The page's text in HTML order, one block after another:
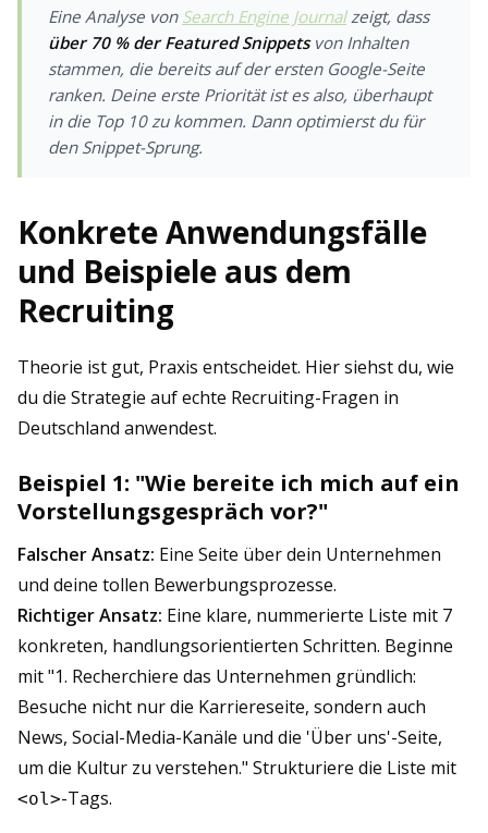
Eine Analyse von Search Engine Journalzeigt, dass
über 70 % der Featured Snippetsvon Inhalten
stammen, die bereits auf der ersten Google-Seite
ranken. Deine erste Priorität ist es also, überhaupt
in die Top 10 zu kommen. Dann optimierst du für
den Snippet-Sprung.
Konkrete Anwendungsfälle
und Beispiele aus dem
Recruiting
Theorie ist gut, Praxis entscheidet. Hier siehst du, wie
du die Strategie auf echte Recruiting-Fragen in
Deutschland anwendest.
Beispiel 1: "Wie bereite ich mich auf ein
Vorstellungsgespräch vor?"
Falscher Ansatz: Eine Seite über dein Unternehmen
und deine tollen Bewerbungsprozesse.
Richtiger Ansatz: Eine klare, nummerierte Liste mit 7
konkreten, handlungsorientierten Schritten. Beginne
mit "1. Recherchiere das Unternehmen gründlich:
Besuche nicht nur die Karriereseite, sondern auch
News, Social-Media-Kanäle und die 'Über uns'-Seite,
um die Kultur zu verstehen." Strukturiere die Liste mit
<ol>-Tags.